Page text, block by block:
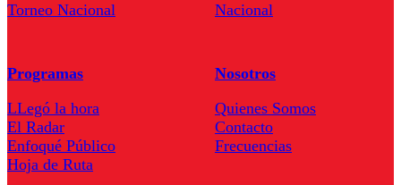
Torneo Nacional
Nacional
Programas
LLegó la hora
El Radar
Enfoqué Público
Hoja de Ruta
Nosotros
Quienes Somos
Contacto
Frecuencias